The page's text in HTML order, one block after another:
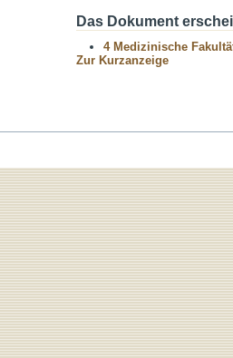
Das Dokument
4 Medizinische
Zur Kurzanzeige